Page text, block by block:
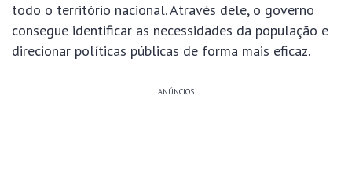
todo o território nacional. Através dele, o governo
consegue identificar as necessidades da população e
direcionar políticas públicas de forma mais eficaz.
ANÚNCIOS